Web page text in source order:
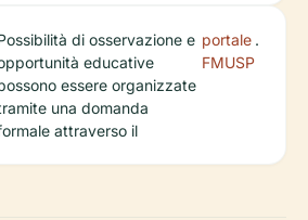
di osservazione e
educative
essere organizzate
una domanda
attraverso il
portale
FMUSP
.